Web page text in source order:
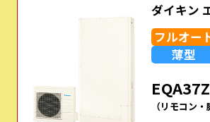
ダイキン
フルオー
薄型
（リモコン